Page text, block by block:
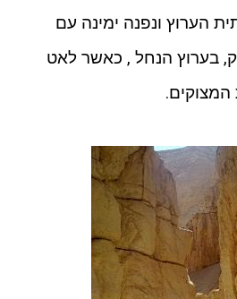
הערוץ ונפנה ימינה עם
בערוץ הנחל , כאשר לאט